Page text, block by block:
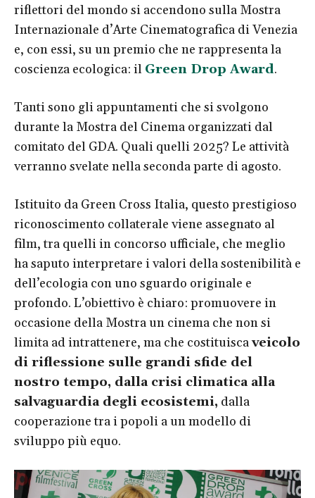
riflettori del mondo si accendono sulla Mostra
Internazionale d’Arte Cinematografica di Venezia
e, con essi, su un premio che ne rappresenta la
coscienza ecologica: il Green Drop Award.
Tanti sono gli appuntamenti che si svolgono
durante la Mostra del Cinema organizzati dal
comitato del GDA. Quali quelli 2025? Le attività
verranno svelate nella seconda parte di agosto.
Istituito da Green Cross Italia, questo prestigioso
riconoscimento collaterale viene assegnato al
film, tra quelli in concorso ufficiale, che meglio
ha saputo interpretare i valori della sostenibilità e
dell’ecologia con uno sguardo originale e
profondo. L’obiettivo è chiaro: promuovere in
occasione della Mostra un cinema che non si
limita ad intrattenere, ma che costituiscaveicolo
di riflessione sulle grandi sfide del
nostro tempo, dalla crisi climatica alla
salvaguardia degli ecosistemi, dalla
cooperazione tra i popoli a un modello di
sviluppo più equo.